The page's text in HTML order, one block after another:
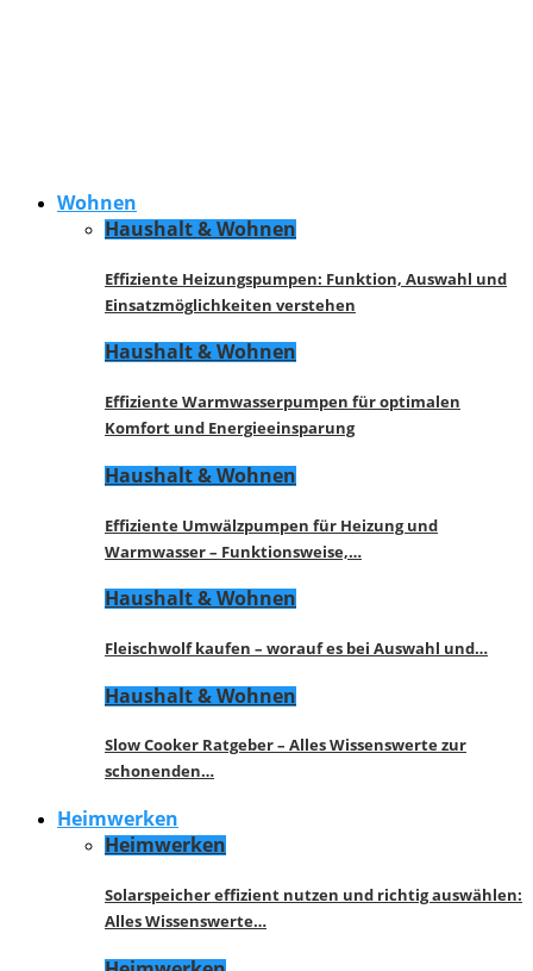
Wohnen
Haushalt & Wohnen
Effiziente Heizungspumpen: Funktion, Auswahl und
Einsatzmöglichkeiten verstehen
Haushalt & Wohnen
Effiziente Warmwasserpumpen für optimalen
Komfort und Energieeinsparung
Haushalt & Wohnen
Effiziente Umwälzpumpen für Heizung und
Warmwasser – Funktionsweise,…
Haushalt & Wohnen
Fleischwolf kaufen – worauf es bei Auswahl und…
Haushalt & Wohnen
Slow Cooker Ratgeber – Alles Wissenswerte zur
schonenden…
Heimwerken
Heimwerken
Solarspeicher effizient nutzen und richtig auswählen:
Alles Wissenswerte…